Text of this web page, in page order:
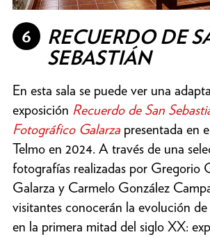
6
RECUERDO DE
SEBASTIÁN
En esta sala se puede ver una
exposición Recuerdo de San
Fotográfico Galarzapresentada en
Telmo en 2024. A través de una
fotografías realizadas por Gregorio
Galarza y Carmelo González
visitantes conocerán la evolución de
en la primera mitad del siglo XX: